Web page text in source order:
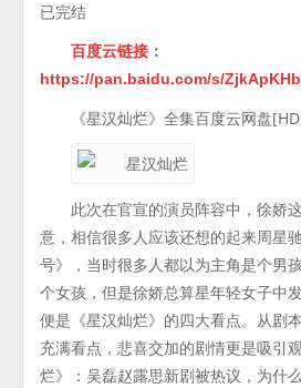
已完结
百度云链接 ：
https://pan.baidu.com/s/
《星汉灿烂》全集百度云网盘
此次在官宣的演员阵容中，徐娇
意，相信很多人应该还想的起来周星
号》，当时很多人都以为主角是个男
个女孩，但是徐娇总算星年轻女子中
便是《星汉灿烂》的四大看点。从剧
充满看点，悲喜交加的剧情更是吸引
烂》：吴磊赵露思新剧被热议，为什